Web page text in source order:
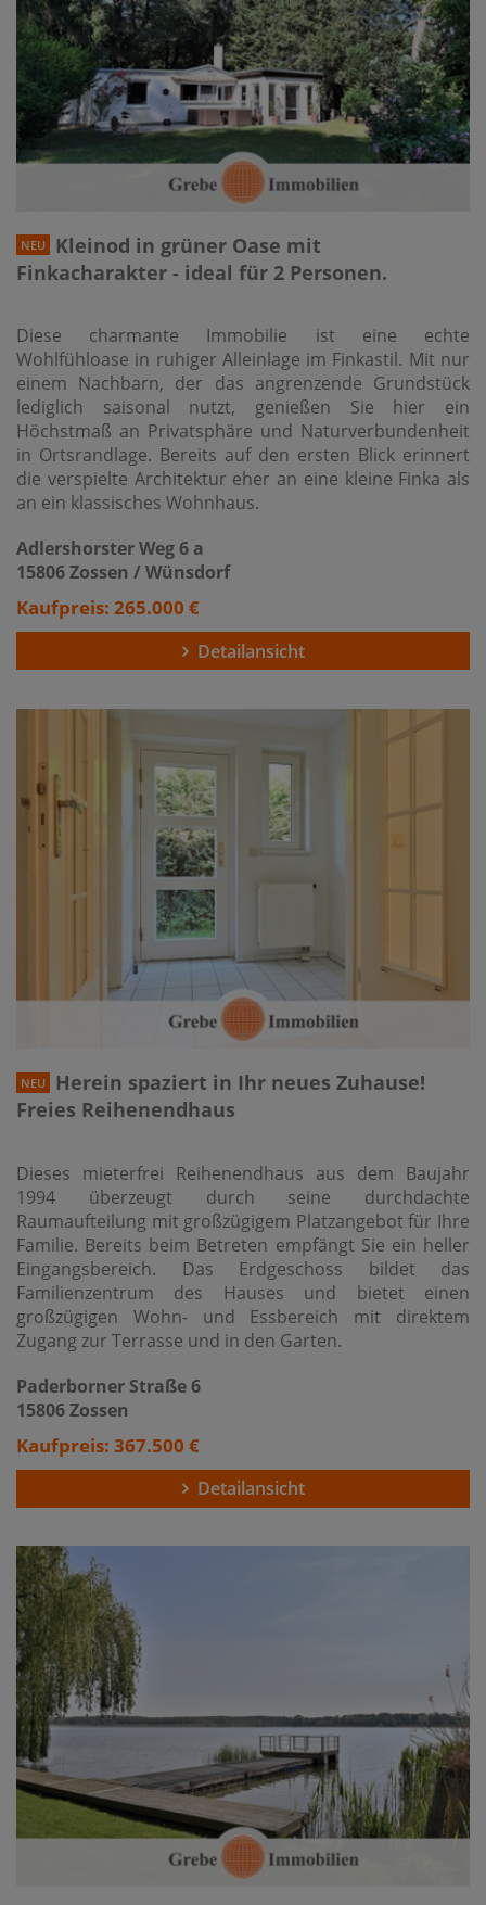
NEU
Kleinod in grüner Oase mit
Finkacharakter - ideal für 2 Personen.
Diese charmante Immobilie ist eine echte
Wohlfühloase in ruhiger Alleinlage im Finkastil. Mit nur
einem Nachbarn, der das angrenzende Grundstück
lediglich saisonal nutzt, genießen Sie hier ein
Höchstmaß an Privatsphäre und Naturverbundenheit
in Ortsrandlage. Bereits auf den ersten Blick erinnert
die verspielte Architektur eher an eine kleine Finka als
an ein klassisches Wohnhaus.
Adlershorster Weg 6 a
15806 Zossen / Wünsdorf
Kaufpreis: 265.000 €
Detailansicht
NEU
Herein spaziert in Ihr neues Zuhause!
Freies Reihenendhaus
Dieses mieterfrei Reihenendhaus aus dem Baujahr
1994 überzeugt durch seine durchdachte
Raumaufteilung mit großzügigem Platzangebot für Ihre
Familie. Bereits beim Betreten empfängt Sie ein heller
Eingangsbereich. Das Erdgeschoss bildet das
Familienzentrum des Hauses und bietet einen
großzügigen Wohn- und Essbereich mit direktem
Zugang zur Terrasse und in den Garten.
Paderborner Straße 6
15806 Zossen
Kaufpreis: 367.500 €
Detailansicht